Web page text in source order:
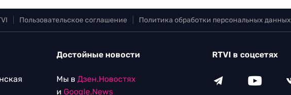
Пользовательское соглашение Политика обработки персональных данных
Достойные новости
Мы в Дзен.Новостях
и Google.News
RTVI в соцсетях